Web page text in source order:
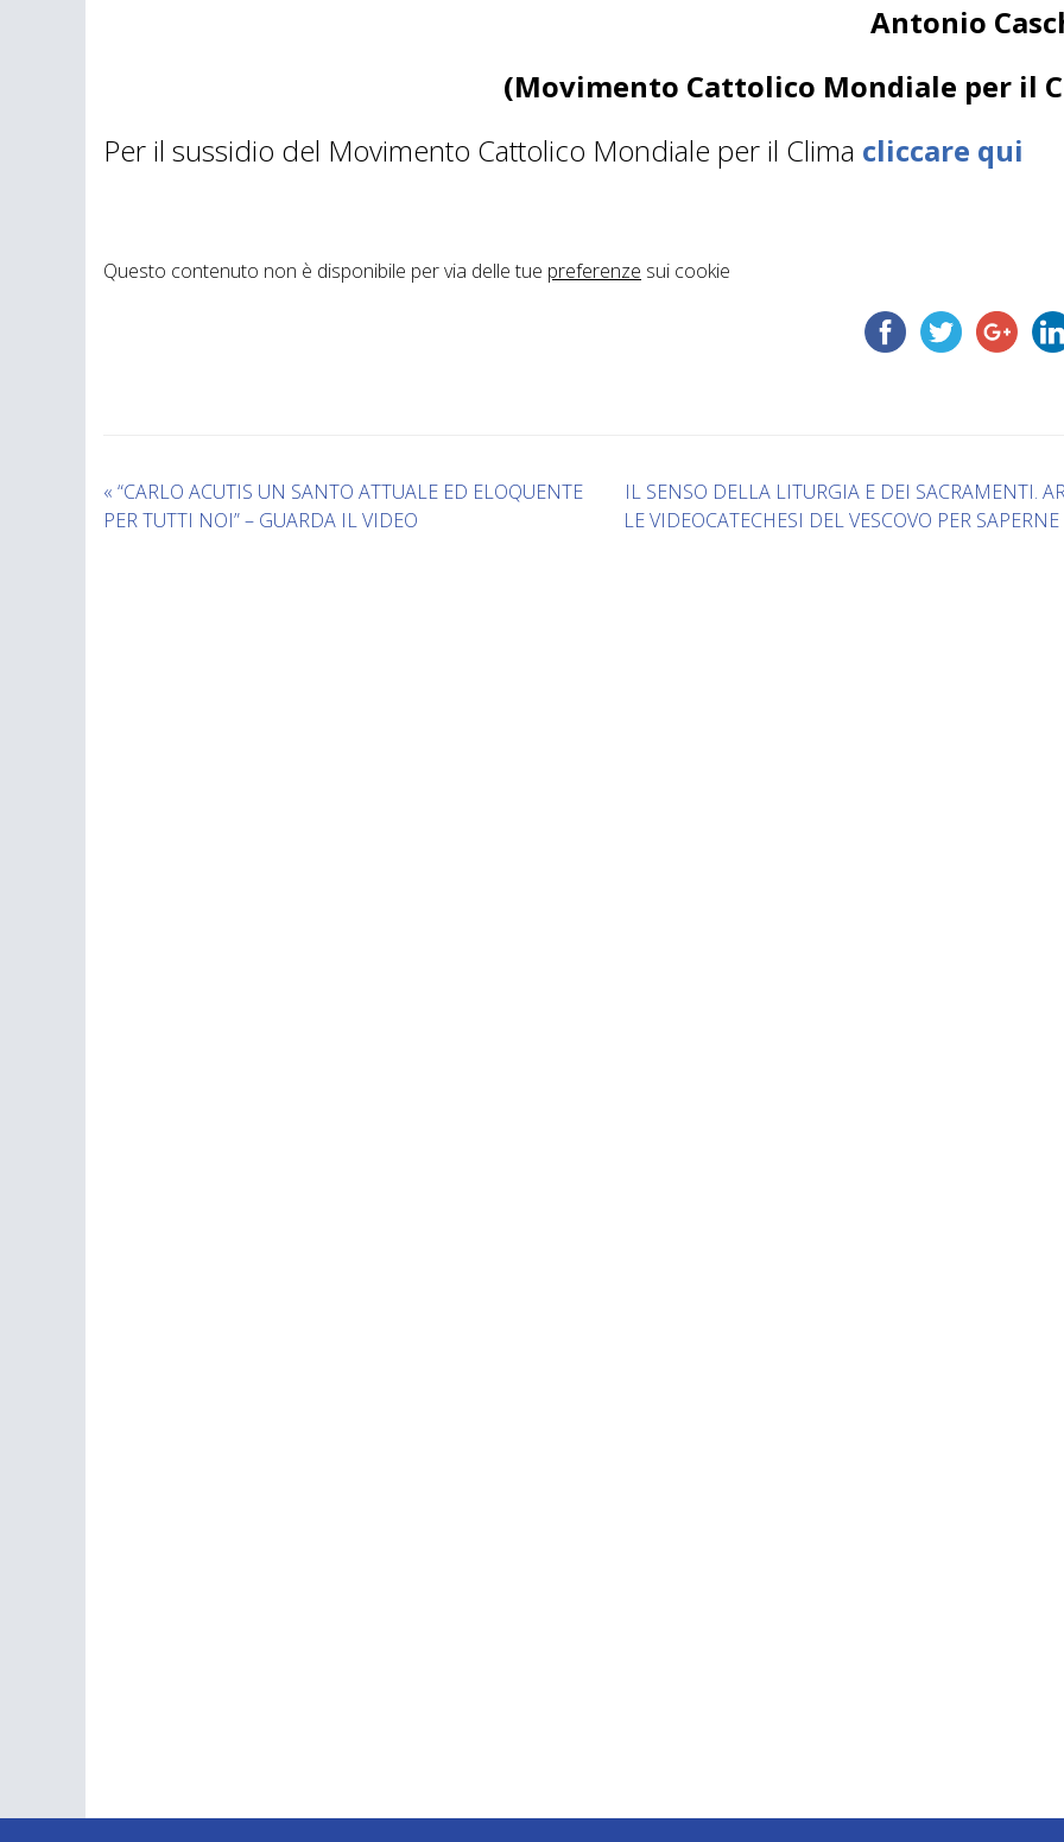
Antonio
(Movimento Cattolico Mondiale per il
Per il sussidio del Movimento Cattolico Mondiale per il Clima cliccare qui
Questo contenuto non è disponibile per via delle tue preferenze sui cookie
« “CARLO ACUTIS UN SANTO ATTUALE ED ELOQUENTE
PER TUTTI NOI” – GUARDA IL VIDEO
IL SENSO DELLA LITURGIA E DEI SACRAMENTI.
LE VIDEOCATECHESI DEL VESCOVO PER SAPERNE